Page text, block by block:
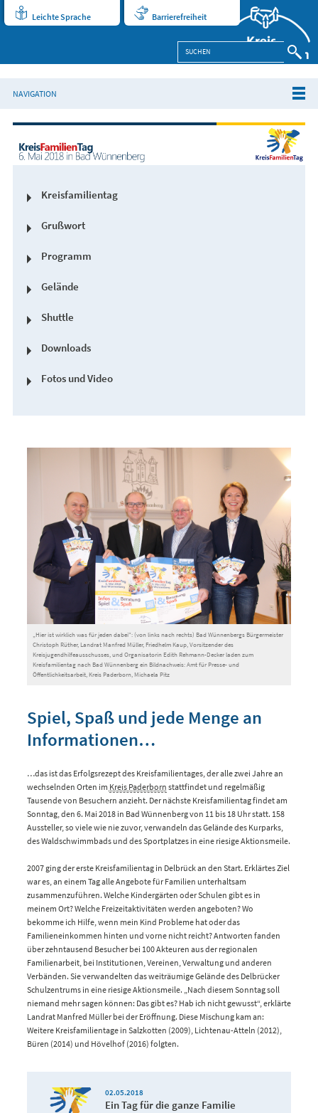
Leichte Sprache Barrierefreiheit
NAVIGATION
Kreisfamilientag
Grußwort
Programm
Gelände
Shuttle
Downloads
Fotos und Video
„Hier ist wirklich was für jeden dabei“: (von links nach rechts) Bad Wünnenbergs Bürgermeister
Christoph Rüther, Landrat Manfred Müller, Friedhelm Kaup, Vorsitzender des
Kreisjugendhilfeausschusses, und Organisatorin Edith Rehmann-Decker laden zum
Kreisfamilientag nach Bad Wünnenberg ein Bildnachweis: Amt für Presse- und
Öffentlichkeitsarbeit, Kreis Paderborn, Michaela Pitz
Spiel, Spaß und jede Menge an
Informationen…
…das ist das Erfolgsrezept des Kreisfamilientages, der alle zwei Jahre an
wechselnden Orten im Kreis Paderborn stattfindet und regelmäßig
Tausende von Besuchern anzieht. Der nächste Kreisfamilientag findet am
Sonntag, den 6. Mai 2018 in Bad Wünnenberg von 11 bis 18 Uhr statt. 158
Aussteller, so viele wie nie zuvor, verwandeln das Gelände des Kurparks,
des Waldschwimmbads und des Sportplatzes in eine riesige Aktionsmeile.
2007 ging der erste Kreisfamilientag in Delbrück an den Start. Erklärtes Ziel
war es, an einem Tag alle Angebote für Familien unterhaltsam
zusammenzuführen. Welche Kindergärten oder Schulen gibt es in
meinem Ort? Welche Freizeitaktivitäten werden angeboten? Wo
bekomme ich Hilfe, wenn mein Kind Probleme hat oder das
Familieneinkommen hinten und vorne nicht reicht? Antworten fanden
über zehntausend Besucher bei 100 Akteuren aus der regionalen
Familienarbeit, bei Institutionen, Vereinen, Verwaltung und anderen
Verbänden. Sie verwandelten das weiträumige Gelände des Delbrücker
Schulzentrums in eine riesige Aktionsmeile. „Nach diesem Sonntag soll
niemand mehr sagen können: Das gibt es? Hab ich nicht gewusst“, erklärte
Landrat Manfred Müller bei der Eröffnung. Diese Mischung kam an:
Weitere Kreisfamilientage in Salzkotten (2009), Lichtenau-Atteln (2012),
Büren (2014) und Hövelhof (2016) folgten.
02.05.2018
Ein Tag für die ganze Familie